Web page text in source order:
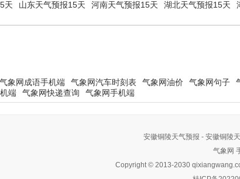
天 山东天气预报15天 河南天气预报15天 湖北天气预报15天
气象网成语手机端 气象网汽车时刻表 气象网油价 气象网句子
端 气象网快递查询 气象网手机端
安徽铜陵天气预报 - 安徽铜陵
气象网
Copyright © 2013-2030